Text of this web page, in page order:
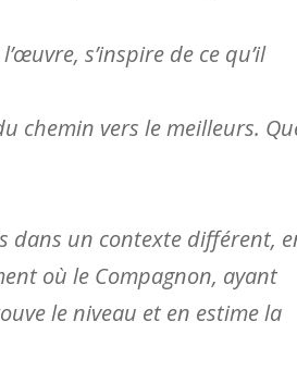
s’inspire de ce qu’il
chemin vers le meilleurs.
dans un contexte différent,
où le Compagnon, ayant
le niveau et en estime la